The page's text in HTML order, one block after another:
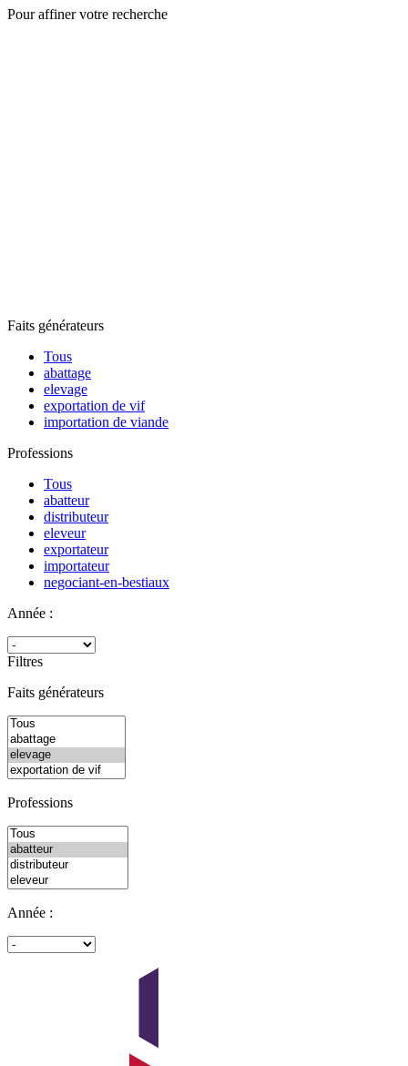
Pour affiner votre recherche
Faits générateurs
Tous
abattage
elevage
exportation de vif
importation de viande
Professions
Tous
abatteur
distributeur
eleveur
exportateur
importateur
negociant-en-bestiaux
Année :
Filtres
Faits générateurs
Professions
Année :